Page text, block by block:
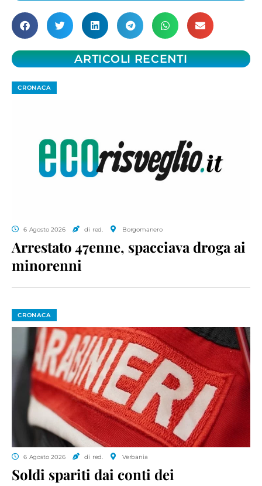
ARTICOLI RECENTI
CRONACA
6 Agosto 2026 di red. Borgomanero
Arrestato 47enne, spacciava droga ai
minorenni
CRONACA
6 Agosto 2026 di red. Verbania
Soldi spariti dai conti dei